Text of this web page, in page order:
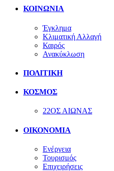
ΚΟΙΝΩΝΙΑ
Έγκλημα
Κλιματική Αλλαγή
Καιρός
Ανακύκλωση
ΠΟΛΙΤΙΚΗ
ΚΟΣΜΟΣ
22ΟΣ ΑΙΩΝΑΣ
ΟΙΚΟΝΟΜΙΑ
Ενέργεια
Τουρισμός
Επιχειρήσεις